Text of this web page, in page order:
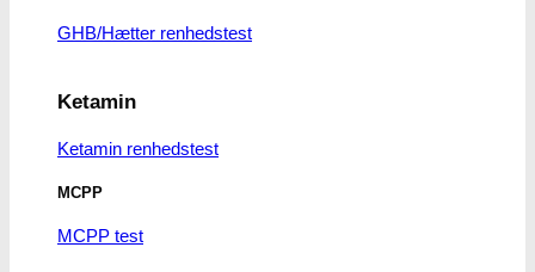
GHB/Hætter renhedstest
Ketamin
Ketamin renhedstest
MCPP
MCPP test